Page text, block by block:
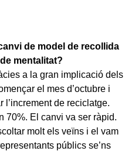
de model de recollida
mentalitat?
a la gran implicació dels
el mes d’octubre i
l’increment de reciclatge.
70%. El canvi va ser ràpid.
molt els veïns i el vam
públics se’ns